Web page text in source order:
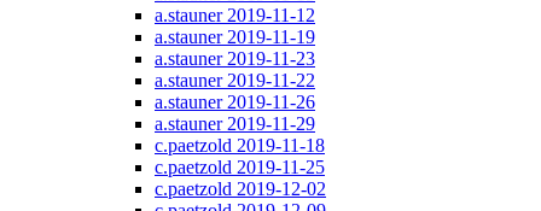
a.stauner 2019-11-12
a.stauner 2019-11-19
a.stauner 2019-11-23
a.stauner 2019-11-22
a.stauner 2019-11-26
a.stauner 2019-11-29
c.paetzold 2019-11-18
c.paetzold 2019-11-25
c.paetzold 2019-12-02